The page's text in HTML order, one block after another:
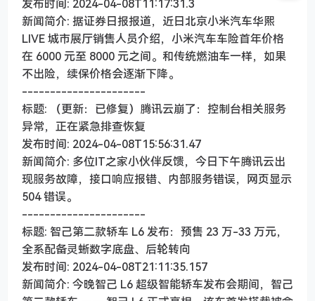
发布时间: 2024-04-08T11:17:31.3
新闻简介: 据证券日报报道，近日北京小米汽车华熙
LIVE 城市展厅销售人员介绍，小米汽车车险首年价格
在 6000 元至 8000 元之间。和传统燃油车一样，如果
不出险，续保价格会逐渐下降。
----------------------
标题: （更新：已修复）腾讯云崩了：控制台相关服务
异常，正在紧急排查恢复
发布时间: 2024-04-08T15:56:31.47
新闻简介: 多位IT之家小伙伴反馈，今日下午腾讯云出
现服务故障，接口响应报错、内部服务错误，网页显示
504 错误。
----------------------
标题: 智己第二款轿车 L6 发布：预售 23 万-33 万元，
全系配备灵蜥数字底盘、后轮转向
发布时间: 2024-04-08T21:11:35.157
新闻简介: 今晚智己 L6 超级智能轿车发布会期间，智己